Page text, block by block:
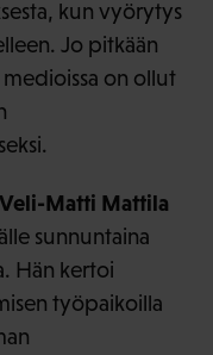
kun vyörytys
Jo pitkään
medioissa on ollut
Veli-Matti Mattila
sunnuntaina
Hän kertoi
työpaikoilla